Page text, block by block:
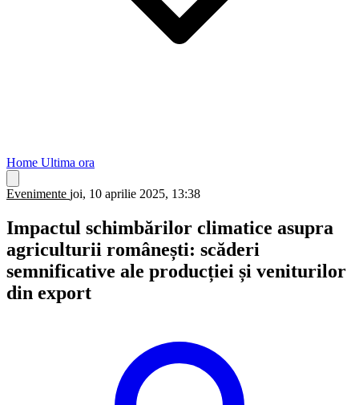
Home Ultima ora
Evenimente joi, 10 aprilie 2025, 13:38
Impactul schimbărilor climatice asupra
agriculturii românești: scăderi
semnificative ale producției și veniturilor
din export